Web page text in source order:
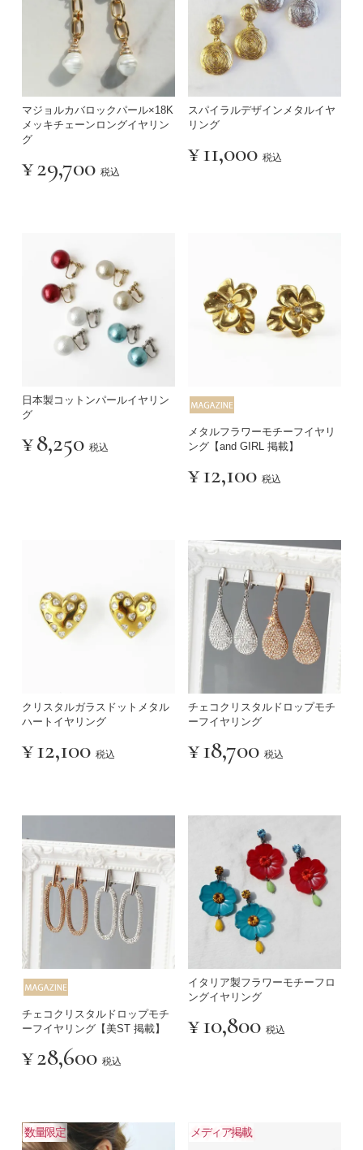
マジョルカバロックパール×18K
メッキチェーンロングイヤリン
グ
¥29,700 税込
スパイラルデザインメタルイヤ
リング
¥11,000 税込
日本製コットンパールイヤリン
グ
¥8,250 税込
メタルフラワーモチーフイヤリ
ング【and GIRL 掲載】
¥12,100 税込
クリスタルガラスドットメタル
ハートイヤリング
¥12,100 税込
チェコクリスタルドロップモチ
ーフイヤリング
¥18,700 税込
チェコクリスタルドロップモチ
ーフイヤリング【美ST 掲載】
¥28,600 税込
イタリア製フラワーモチーフロ
ングイヤリング
¥10,800 税込
数量限定 メディア掲載